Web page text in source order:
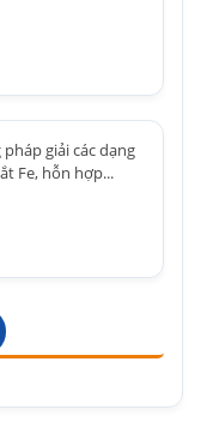
giải các dạng
Fe, hỗn hợp...